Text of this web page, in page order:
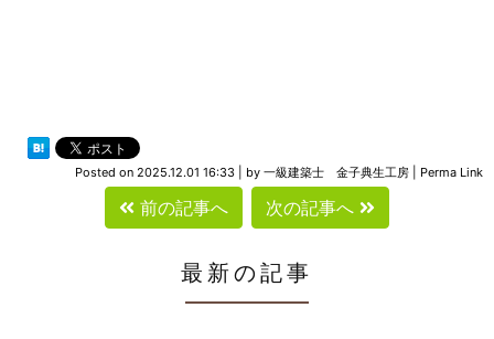
Posted on 2025.12.01 16:33 by 一級建築士 金子典生工房 Perma Link
前の記事へ 次の記事へ
最新の記事